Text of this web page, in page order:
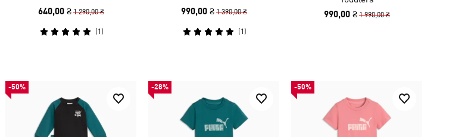
640,00 ₴ 1 290,00 ₴
(1 )
990,00 ₴ 1 390,00 ₴
(1 )
990,00 ₴ 1 990,00 ₴
-50% -28% -50%